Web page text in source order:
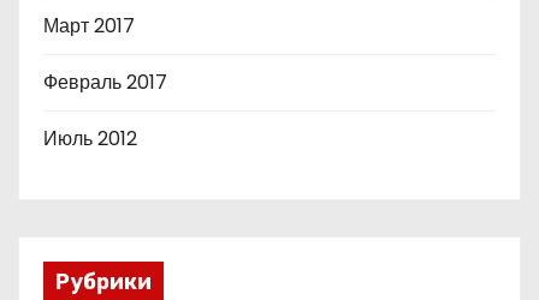
Март 2017
Февраль 2017
Июль 2012
Рубрики